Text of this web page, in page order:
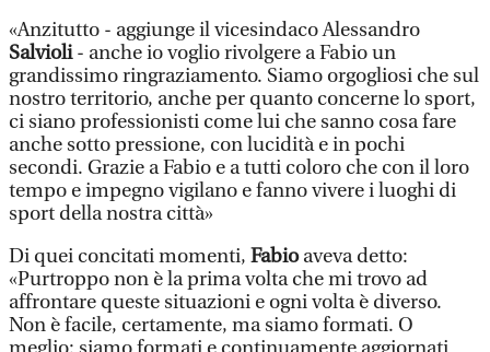
«Anzitutto - aggiunge il vicesindaco Alessandro
Salvioli- anche io voglio rivolgere a Fabio un
grandissimo ringraziamento. Siamo orgogliosi che sul
nostro territorio, anche per quanto concerne lo sport,
ci siano professionisti come lui che sanno cosa fare
anche sotto pressione, con lucidità e in pochi
secondi. Grazie a Fabio e a tutti coloro che con il loro
tempo e impegno vigilano e fanno vivere i luoghi di
sport della nostra città»
Di quei concitati momenti, Fabioaveva detto:
«Purtroppo non è la prima volta che mi trovo ad
affrontare queste situazioni e ogni volta è diverso.
Non è facile, certamente, ma siamo formati. O